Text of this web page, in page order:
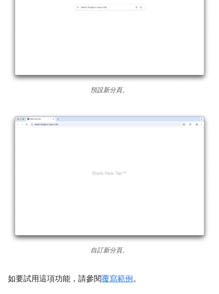
預設新分頁。
自訂新分頁。
如要試用這項功能，請參閱覆寫範例。